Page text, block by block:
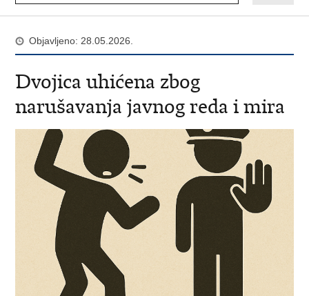
Objavljeno: 28.05.2026.
Dvojica uhićena zbog
narušavanja javnog reda i mira